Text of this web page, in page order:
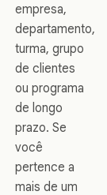
empresa,
departamento,
turma, grupo
de clientes
ou programa
de longo
prazo. Se
você
pertence a
mais de um